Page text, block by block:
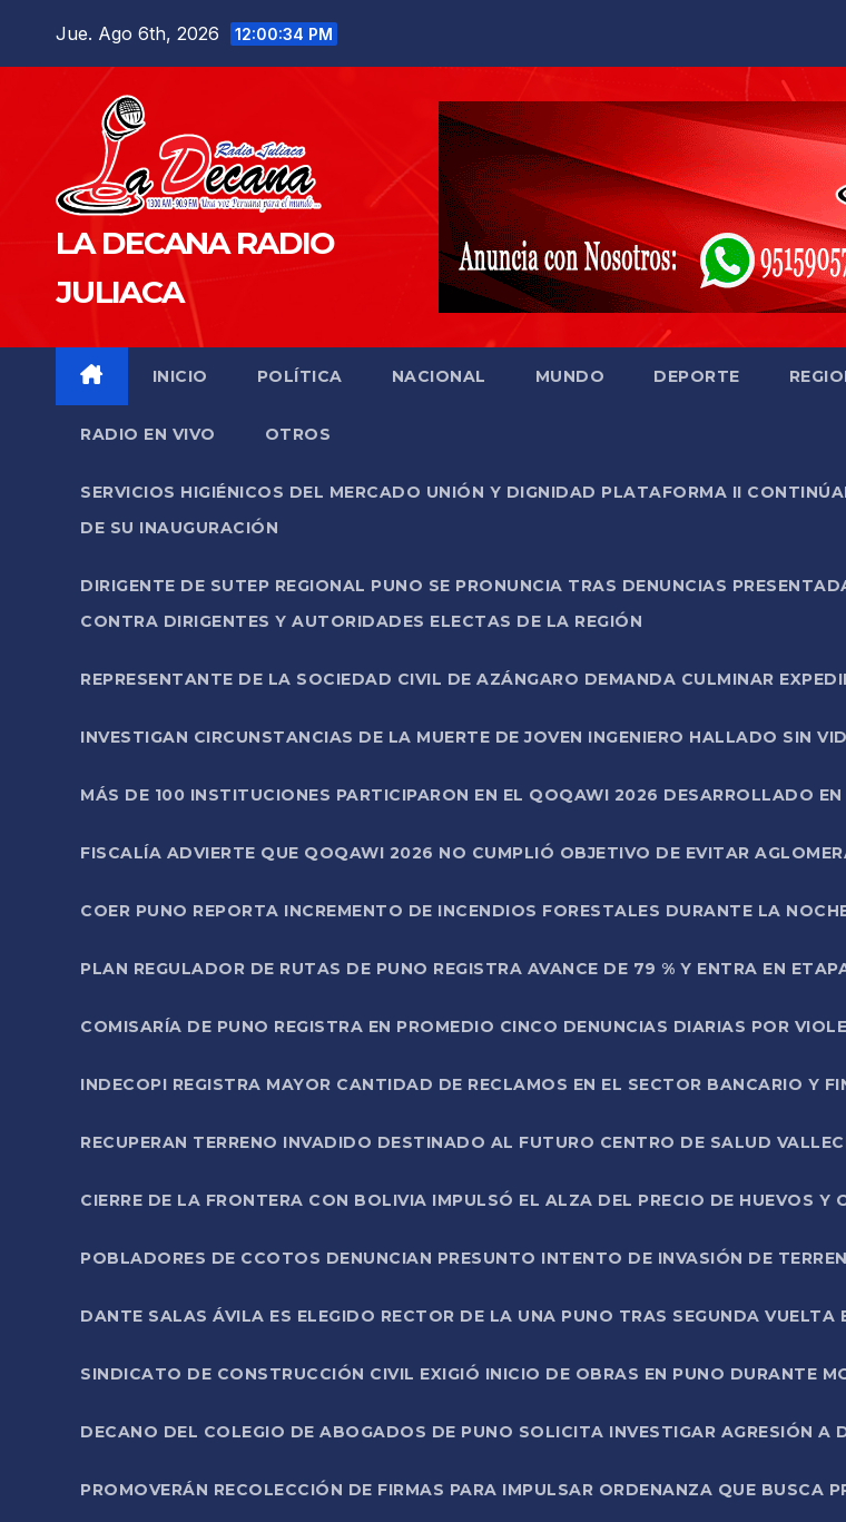
Jue. Ago 6th, 2026 12:00:35 PM
LA DECANA RADIO
JULIACA
INICIO POLÍTICA NACIONAL MUNDO DEPORTE
RADIO EN VIVO OTROS
SERVICIOS HIGIÉNICOS DEL MERCADO UNIÓN Y DIGNIDAD PLATAFORMA II
DE SU INAUGURACIÓN
DIRIGENTE DE SUTEP REGIONAL PUNO SE PRONUNCIA TRAS DENUNCIAS
CONTRA DIRIGENTES Y AUTORIDADES ELECTAS DE LA REGIÓN
REPRESENTANTE DE LA SOCIEDAD CIVIL DE AZÁNGARO DEMANDA CULMINAR
INVESTIGAN CIRCUNSTANCIAS DE LA MUERTE DE JOVEN INGENIERO HALLADO SIN
MÁS DE 100 INSTITUCIONES PARTICIPARON EN EL QOQAWI 2026 DESARROLLADO
FISCALÍA ADVIERTE QUE QOQAWI 2026 NO CUMPLIÓ OBJETIVO DE EVITAR
COER PUNO REPORTA INCREMENTO DE INCENDIOS FORESTALES DURANTE LA
PLAN REGULADOR DE RUTAS DE PUNO REGISTRA AVANCE DE 79 % Y ENTRA EN
COMISARÍA DE PUNO REGISTRA EN PROMEDIO CINCO DENUNCIAS DIARIAS POR
INDECOPI REGISTRA MAYOR CANTIDAD DE RECLAMOS EN EL SECTOR BANCARIO Y
RECUPERAN TERRENO INVADIDO DESTINADO AL FUTURO CENTRO DE SALUD
CIERRE DE LA FRONTERA CON BOLIVIA IMPULSÓ EL ALZA DEL PRECIO DE HUEVOS Y
POBLADORES DE CCOTOS DENUNCIAN PRESUNTO INTENTO DE INVASIÓN DE
DANTE SALAS ÁVILA ES ELEGIDO RECTOR DE LA UNA PUNO TRAS SEGUNDA
SINDICATO DE CONSTRUCCIÓN CIVIL EXIGIÓ INICIO DE OBRAS EN PUNO DURANTE
DECANO DEL COLEGIO DE ABOGADOS DE PUNO SOLICITA INVESTIGAR AGRESIÓN A
PROMOVERÁN RECOLECCIÓN DE FIRMAS PARA IMPULSAR ORDENANZA QUE BUSCA